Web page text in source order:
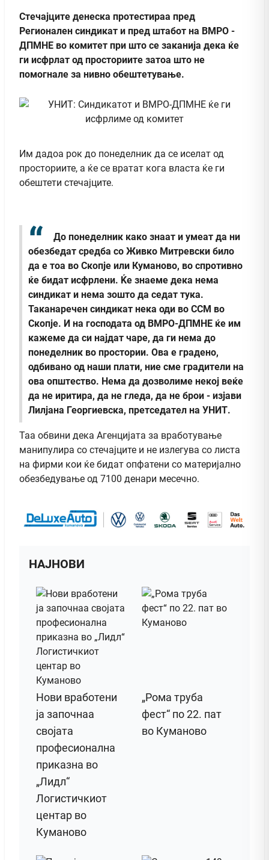
Стечајците денеска протестираа пред
Регионален синдикат и пред штабот на ВМРО -
ДПМНЕ во комитет при што се заканија дека ќе
ги исфрлат од просториите затоа што не
помогнале за нивно обештетување.
Им дадоа рок до понеделник да се иселат од
просториите, а ќе се вратат кога власта ќе ги
обештети стечајците.
До понеделник како знаат и умеат да ни
обезбедат средба со Живко Митревски било
да е тоа во Скопје или Куманово, во спротивно
ќе бидат исфрлени. Ќе знаеме дека нема
синдикат и нема зошто да седат тука.
Таканаречен синдикат нека оди во ССМ во
Скопје. И на господата од ВМРО-ДПМНЕ ќе им
кажеме да си најдат чаре, да ги нема до
понеделник во простории. Ова е градено,
одбивано од наши плати, ние сме градители на
ова општество. Нема да дозволиме некој веќе
да не иритира, да не гледа, да не брои - изјави
Лилјана Георгиевска, претседател на УНИТ.
Таа обвини дека Агенцијата за вработување
манипулира со стечајците и не излегува со листа
на фирми кои ќе бидат опфатени со материјално
обезбедување од 7100 денари месечно.
НАЈНОВИ
Нови вработени
ја започнаа
својата
професионална
приказна во
„Лидл“
Логистичкиот
центар во
Куманово
„Рома труба
фест“ по 22. пат
во Куманово